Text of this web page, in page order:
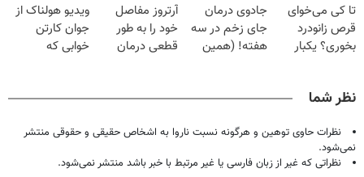
تحمل میکنی؟❗
خانگی
میلیون تومان!!!
تا کی می‌خوای
قرص زانودرد
بخوری؟ یکبار
جادوی درمان
جای زخم در سه
هفته! (همین
آرتروز مفاصل
خود را به طور
قطعی درمان
ویدیو هولناک از
جوان کارتن
خوابی که
نظر شما
نظرات حاوی توهین و هرگونه نسبت ناروا به اشخاص حقیقی و حقوقی منتشر
نمی‌شود.
نظراتی که غیر از زبان فارسی یا غیر مرتبط با خبر باشد منتشر نمی‌شود.